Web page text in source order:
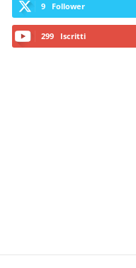
9 Follower
299 Iscritti